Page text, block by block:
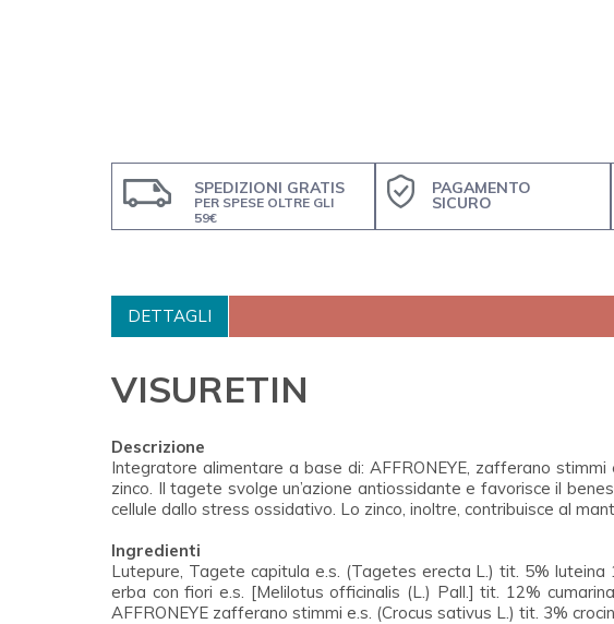
SPEDIZIONI GRATIS
PER SPESE OLTRE GLI
59€
PAGAMENTO
SICURO
DETTAGLI
VISURETIN
Descrizione
Integratore alimentare a base di: AFFRONEYE, zafferano
zinco. Il tagete svolge un’azione antiossidante e favorisce il
cellule dallo stress ossidativo. Lo zinco, inoltre, contribuisce al
Ingredienti
Lutepure, Tagete capitula e.s. (Tagetes erecta L.) tit. 5%
erba con fiori e.s. [Melilotus officinalis (L.) Pall.] tit. 12%
AFFRONEYE zafferano stimmi e.s. (Crocus sativus L.) tit. 3%